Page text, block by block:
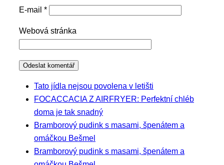
E-mail *
Webová stránka
Tato jídla nejsou povolena v letišti
FOCACCACIA Z AIRFRYER: Perfektní chléb
doma je tak snadný
Bramborový pudink s masami, špenátem a
omáčkou Bešmel
Bramborový pudink s masami, špenátem a